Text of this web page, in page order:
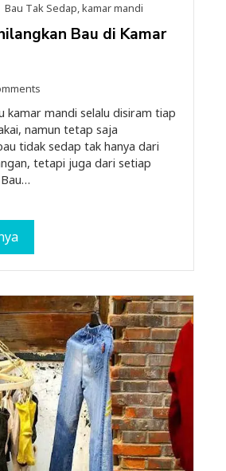
Bau Tak Sedap,kamar mandi
Bau di Kamar
kamar mandi selalu disiram tiap
namun tetap saja
tidak sedap tak hanya dari
tetapi juga dari setiap